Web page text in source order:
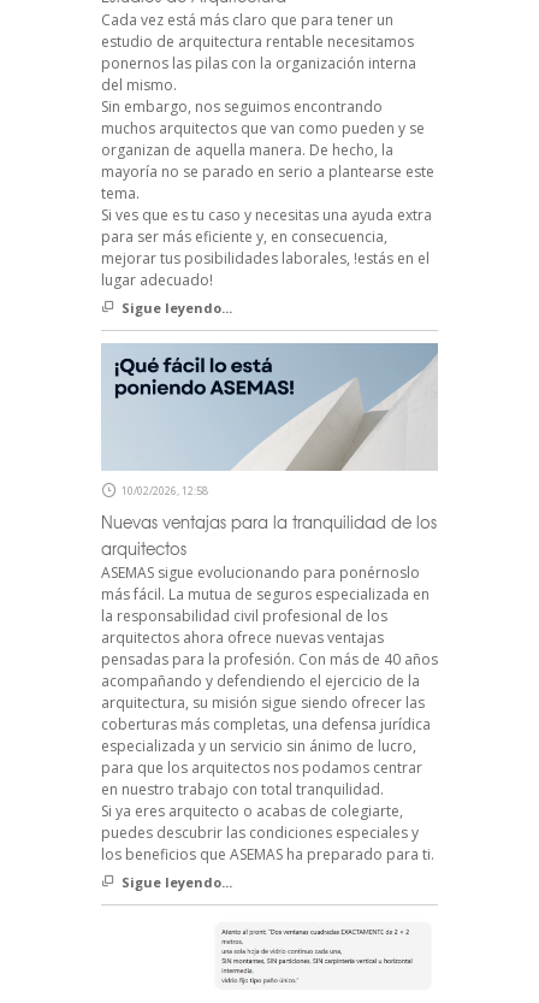
Cada vez está más claro que para tener un
estudio de arquitectura rentable necesitamos
ponernos las pilas con la organización interna
del mismo.
Sin embargo, nos seguimos encontrando
muchos arquitectos que van como pueden y se
organizan de aquella manera. De hecho, la
mayoría no se parado en serio a plantearse este
tema.
Si ves que es tu caso y necesitas una ayuda extra
para ser más eficiente y, en consecuencia,
mejorar tus posibilidades laborales, !estás en el
lugar adecuado!
Sigue leyendo...
10/02/2026, 12:58
Nuevas ventajas para la tranquilidad de los
arquitectos
ASEMAS sigue evolucionando para ponérnoslo
más fácil. La mutua de seguros especializada en
la responsabilidad civil profesional de los
arquitectos ahora ofrece nuevas ventajas
pensadas para la profesión. Con más de 40 años
acompañando y defendiendo el ejercicio de la
arquitectura, su misión sigue siendo ofrecer las
coberturas más completas, una defensa jurídica
especializada y un servicio sin ánimo de lucro,
para que los arquitectos nos podamos centrar
en nuestro trabajo con total tranquilidad.
Si ya eres arquitecto o acabas de colegiarte,
puedes descubrir las condiciones especiales y
los beneficios que ASEMAS ha preparado para ti.
Sigue leyendo...